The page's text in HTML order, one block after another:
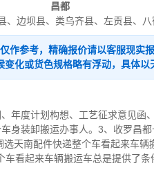
昌都
、边坝县、类乌齐县、左贡县、八
作参考，精确报价请以客服现实报
化或货色规格略有浮动，具体以
年度计划构想、工艺征求意见函
身装卸搬运办事人。3、收罗昌
天南配件快递整个车看起来车
看起来车辆搬运车总是提供了条